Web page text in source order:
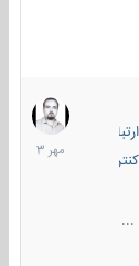
و جمع آوری
آتش و تجهیزات
1
مهر
1403